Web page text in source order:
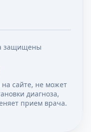
защищены
сайте, не может
диагноза,
прием врача.